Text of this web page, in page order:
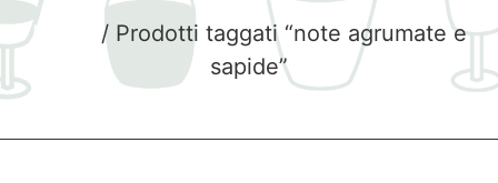
Home
/ Prodotti taggati “note agrumate e
sapide”